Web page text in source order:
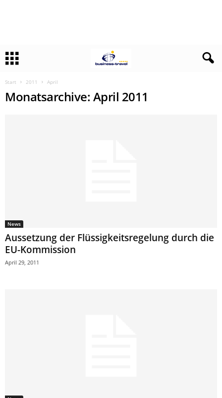
Start 2011 April
Monatsarchive: April 2011
News
Aussetzung der Flüssigkeitsregelung durch die
EU-Kommission
April 29, 2011